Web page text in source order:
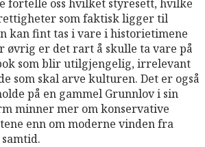
fortelle oss hvilket styresett, hvilke
som faktisk ligger til
kan fint tas i vare i historietimene
øvrig er det rart å skulle ta vare på
som blir utilgjengelig, irrelevant
som skal arve kulturen. Det er også
på en gammel Grunnlov i sin
minner mer om konservative
enn om moderne vinden fra